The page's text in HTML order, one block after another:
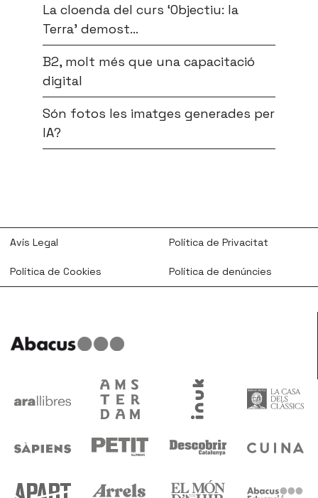
La cloenda del curs ‘Objectiu: la
Terra’ demost...
B2, molt més que una capacitació
digital
Són fotos les imatges generades per
IA?
Avís Legal Política de Privacitat
Política de Cookies Política de denúncies